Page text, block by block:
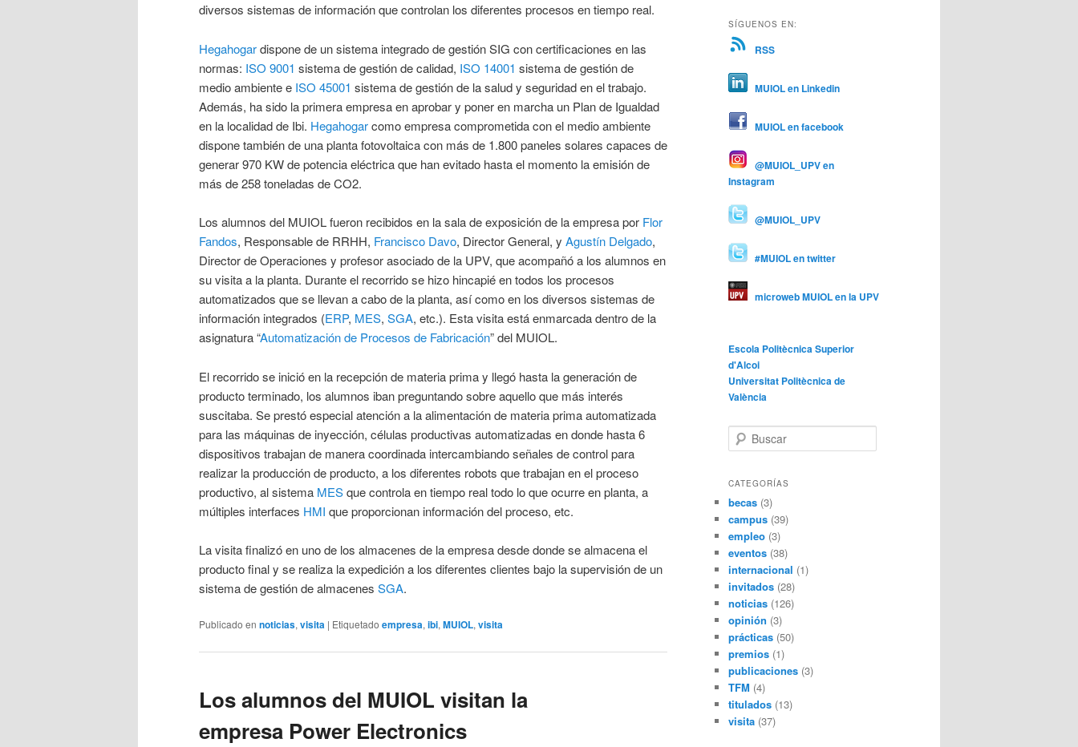
diversos sistemas de información que controlan los diferentes procesos en tiempo real.
Hegahogardispone de un sistema integrado de gestión SIG con certificaciones en las
normas: ISO 9001 sistema de gestión de calidad, ISO 14001 sistema de gestión de
medio ambiente e ISO 45001 sistema de gestión de la salud y seguridad en el trabajo.
Además, ha sido la primera empresa en aprobar y poner en marcha un Plan de Igualdad
en la localidad de Ibi. Hegahogarcomo empresa comprometida con el medio ambiente
dispone también de una planta fotovoltaica con más de 1.800 paneles solares capaces de
generar 970 KW de potencia eléctrica que han evitado hasta el momento la emisión de
más de 258 toneladas de CO2.
Los alumnos del MUIOL fueron recibidos en la sala de exposición de la empresa por Flor
Fandos, Responsable de RRHH, Francisco Davo, Director General, y Agustín Delgado,
Director de Operaciones y profesor asociado de la UPV, que acompañó a los alumnos en
su visita a la planta. Durante el recorrido se hizo hincapié en todos los procesos
automatizados que se llevan a cabo de la planta, así como en los diversos sistemas de
información integrados (ERP, MES, SGA, etc.). Esta visita está enmarcada dentro de la
asignatura “Automatización de Procesos de Fabricación” del MUIOL.
El recorrido se inició en la recepción de materia prima y llegó hasta la generación de
producto terminado, los alumnos iban preguntando sobre aquello que más interés
suscitaba. Se prestó especial atención a la alimentación de materia prima automatizada
para las máquinas de inyección, células productivas automatizadas en donde hasta 6
dispositivos trabajan de manera coordinada intercambiando señales de control para
realizar la producción de producto, a los diferentes robots que trabajan en el proceso
productivo, al sistema MESque controla en tiempo real todo lo que ocurre en planta, a
múltiples interfaces HMI que proporcionan información del proceso, etc.
La visita finalizó en uno de los almacenes de la empresa desde donde se almacena el
producto final y se realiza la expedición a los diferentes clientes bajo la supervisión de un
sistema de gestión de almacenes SGA.
Publicado en noticias, visita | Etiquetado empresa, ibi, MUIOL, visita
Los alumnos del MUIOL visitan la
empresa Power Electronics
SÍGUENOS EN:
RSS
MUIOL en Linkedin
MUIOL en facebook
@MUIOL_UPV en
Instagram
@MUIOL_UPV
#MUIOL en twitter
microweb MUIOL en la UPV
Escola Politècnica Superior
d'Alcoi
Universitat Politècnica de
València
u
c
r
CATEGORÍAS
becas (3)
campus (39)
empleo (3)
eventos (38)
internacional (1)
invitados (28)
noticias (126)
opinión (3)
prácticas (50)
premios (1)
publicaciones (3)
TFM (4)
titulados (13)
visita (37)